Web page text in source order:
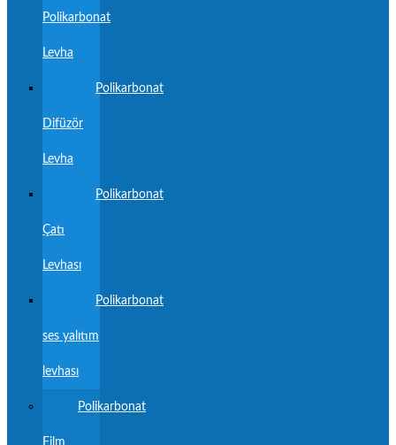
Polikarbonat
Levha
Polikarbonat
Difüzör
Levha
Polikarbonat
Çatı
Levhası
Polikarbonat
ses yalıtım
levhası
Polikarbonat
Film